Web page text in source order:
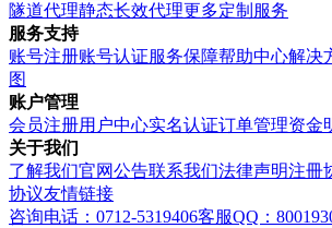
隧道代理静态长效代理更多定制服务
服务支持
账号注册账号认证服务保障帮助中心解决
图
账户管理
会员注册用户中心实名认证订单管理资金
关于我们
了解我们官网公告联系我们法律声明注冊
协议友情链接
咨询电话：0712-5319406客服QQ：